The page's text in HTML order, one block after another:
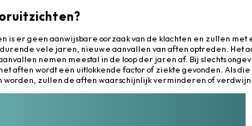
is er geen aanwijsbare oorzaak van de klachten en zullen met
vele jaren, nieuwe aanvallen van aften optreden. Het
nemen meestal in de loop der jaren af. Bij slechts
aften wordt een uitlokkende factor of ziekte gevonden. Als die
worden, zullen de aften waarschijnlijk verminderen of